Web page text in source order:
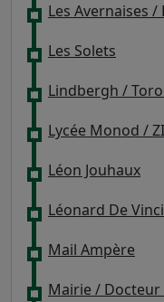
Les Solets
Léon Jouhaux
Léonard De Vinci
Mail Ampère